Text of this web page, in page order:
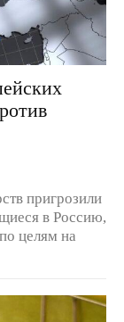
пригрозили
в Россию,
целям на